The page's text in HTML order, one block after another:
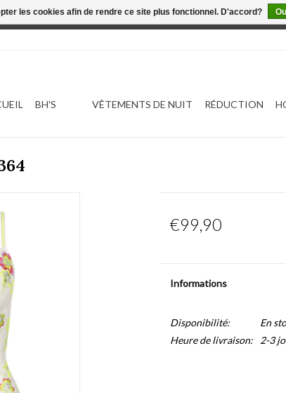
BH'S VÊTEMENTS DE NUIT RÉDUCTION
€99,90
Informations
Disponibilité: En
Heure de livraison:
2-3
les cookies afin de rendre ce site plus fonctionnel. D'accord?
boutique est en construction. Toute commande